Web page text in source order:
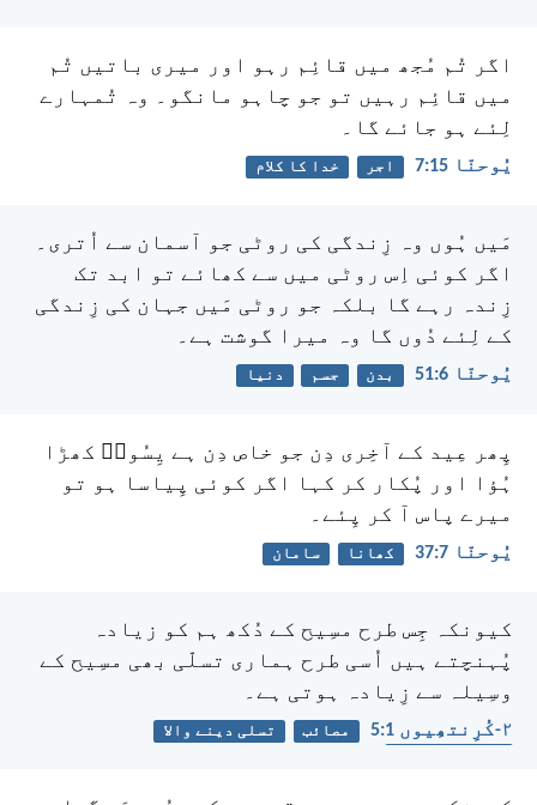
اگر تُم مُجھ میں قائِم رہو اور میری باتیں تُم
میں قائِم رہیں تو جو چاہو مانگو۔ وہ تُمہارے
لِئے ہو جائے گا۔
یُوحنّا 15:‏7 اجر خدا کا کلام
مَیں ہُوں وہ زِندگی کی روٹی جو آسمان سے اُتری۔
اگر کوئی اِس روٹی میں سے کھائے تو ابد تک
زِندہ رہے گا بلکہ جو روٹی مَیں جہان کی زِندگی
کے لِئے دُوں گا وہ میرا گوشت ہے۔
یُوحنّا 6:‏51 بدن جسم دنیا
پِھر عِید کے آخِری دِن جو خاص دِن ہے یِسُوعؔ کھڑا
ہُؤا اور پُکار کر کہا اگر کوئی پِیاسا ہو تو
میرے پاس آ کر پِئے۔
یُوحنّا 7:‏37 کھانا سامان
کیونکہ جِس طرح مسِیح کے دُکھ ہم کو زیادہ
پُہنچتے ہیں اُسی طرح ہماری تسلّی بھی مسِیح کے
وسِیلہ سے زِیادہ ہوتی ہے۔
۲-کُرِنتھِیوں 1:‏5 مصائب
تسلی دینے والا